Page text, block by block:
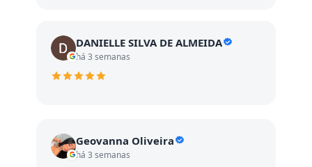
DANIELLE SILVA DE ALMEIDA
há 3 semanas
Geovanna Oliveira
há 3 semanas